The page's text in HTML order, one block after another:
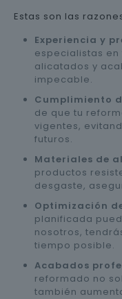
Estas son las
Experiencia y
especialistas
alicatados y
impecable.
Cumplimiento
de que tu
vigentes,
futuros.
Materiales de
productos
desgaste,
Optimización
planificada
nosotros,
tiempo posible.
Acabados
reformado no
también